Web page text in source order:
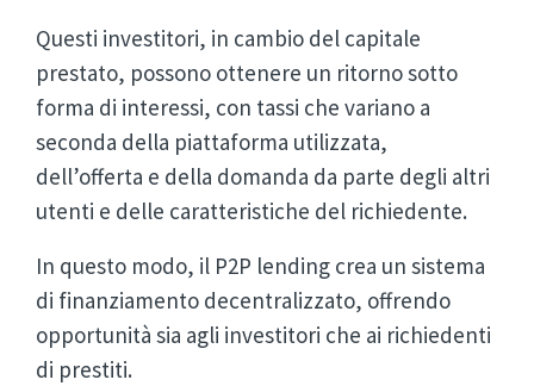
Questi investitori, in cambio del capitale
prestato, possono ottenere un ritorno sotto
forma di interessi, con tassi che variano a
seconda della piattaforma utilizzata,
dell’offerta e della domanda da parte degli altri
utenti e delle caratteristiche del richiedente.
In questo modo, il P2P lending crea un sistema
di finanziamento decentralizzato, offrendo
opportunità sia agli investitori che ai richiedenti
di prestiti.